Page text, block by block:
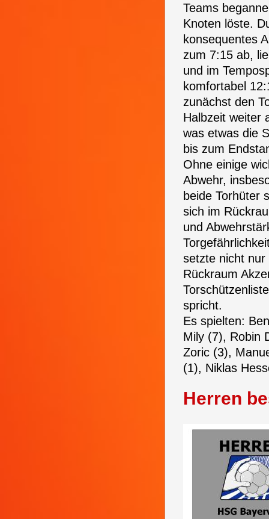
Teams
Knoten löste.
konsequentes
zum 7:15 ab,
und im
komfortabel
zunächst den
Halbzeit weiter
was etwas die
bis zum
Ohne einige
Abwehr,
beide Torhüter
sich im
und
setzte nicht
Rückraum
spricht.
Es spielten:
Mily (7), Robin
Zoric (3),
(1), Niklas
Herren